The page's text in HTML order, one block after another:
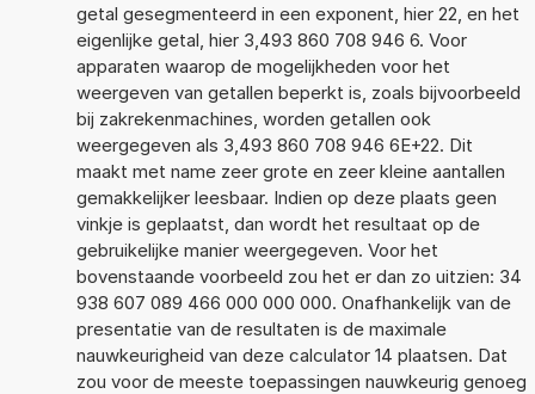
getal gesegmenteerd in een exponent, hier 22, en het
eigenlijke getal, hier 3,493 860 708 946 6. Voor
apparaten waarop de mogelijkheden voor het
weergeven van getallen beperkt is, zoals bijvoorbeeld
bij zakrekenmachines, worden getallen ook
weergegeven als 3,493 860 708 946 6E+22. Dit
maakt met name zeer grote en zeer kleine aantallen
gemakkelijker leesbaar. Indien op deze plaats geen
vinkje is geplaatst, dan wordt het resultaat op de
gebruikelijke manier weergegeven. Voor het
bovenstaande voorbeeld zou het er dan zo uitzien: 34
938 607 089 466 000 000 000. Onafhankelijk van de
presentatie van de resultaten is de maximale
nauwkeurigheid van deze calculator 14 plaatsen. Dat
zou voor de meeste toepassingen nauwkeurig genoeg